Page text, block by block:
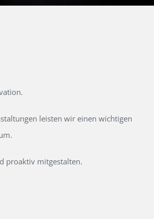
leisten wir einen wichtigen
proaktiv mitgestalten.